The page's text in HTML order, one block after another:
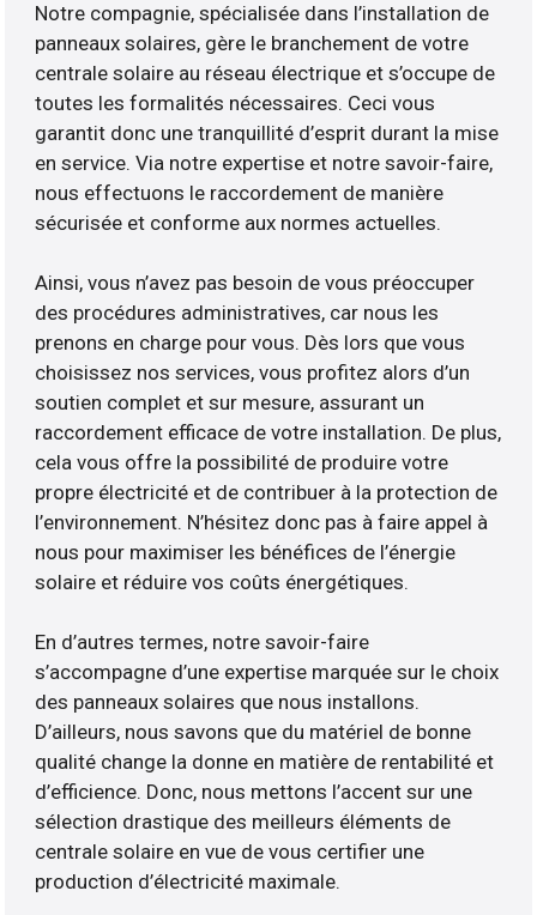
Notre compagnie, spécialisée dans l’installation de
panneaux solaires, gère le branchement de votre
centrale solaire au réseau électrique et s’occupe de
toutes les formalités nécessaires. Ceci vous
garantit donc une tranquillité d’esprit durant la mise
en service. Via notre expertise et notre savoir-faire,
nous effectuons le raccordement de manière
sécurisée et conforme aux normes actuelles.
Ainsi, vous n’avez pas besoin de vous préoccuper
des procédures administratives, car nous les
prenons en charge pour vous. Dès lors que vous
choisissez nos services, vous profitez alors d’un
soutien complet et sur mesure, assurant un
raccordement efficace de votre installation. De plus,
cela vous offre la possibilité de produire votre
propre électricité et de contribuer à la protection de
l’environnement. N’hésitez donc pas à faire appel à
nous pour maximiser les bénéfices de l’énergie
solaire et réduire vos coûts énergétiques.
En d’autres termes, notre savoir-faire
s’accompagne d’une expertise marquée sur le choix
des panneaux solaires que nous installons.
D’ailleurs, nous savons que du matériel de bonne
qualité change la donne en matière de rentabilité et
d’efficience. Donc, nous mettons l’accent sur une
sélection drastique des meilleurs éléments de
centrale solaire en vue de vous certifier une
production d’électricité maximale.